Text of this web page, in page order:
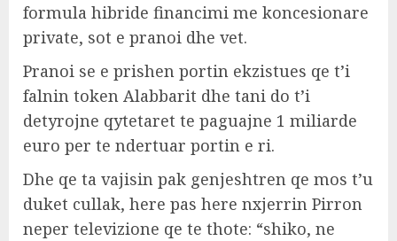
formula hibride financimi me koncesionare
private, sot e pranoi dhe vet.
Pranoi se e prishen portin ekzistues qe t’i
falnin token Alabbarit dhe tani do t’i
detyrojne qytetaret te paguajne 1 miliarde
euro per te ndertuar portin e ri.
Dhe qe ta vajisin pak genjeshtren qe mos t’u
duket cullak, here pas here nxjerrin Pirron
neper televizione qe te thote: “shiko, ne